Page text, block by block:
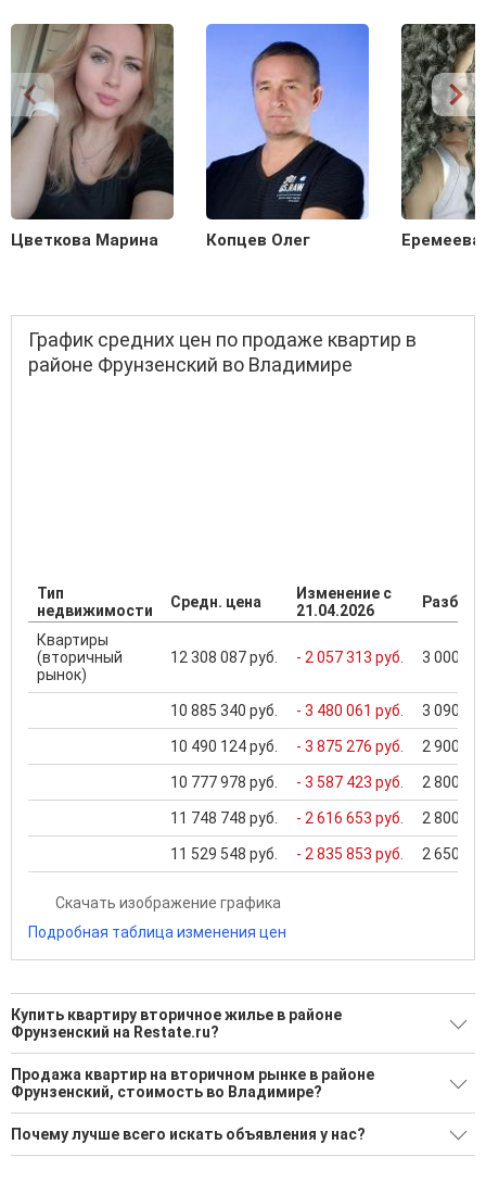
Цветкова Марина Копцев Олег Еремеева
График средних цен по продаже квартир в
районе Фрунзенский во Владимире
Тип
недвижимости
Средн. цена
Изменение с
21.04.2026
Квартиры
(вторичный
рынок)
12 308 087 руб. - 2 057 313 руб. 3 000
10 885 340 руб. - 3 480 061 руб. 3 090
10 490 124 руб. - 3 875 276 руб. 2 900
10 777 978 руб. - 3 587 423 руб. 2 800
11 748 748 руб. - 2 616 653 руб. 2 800
11 529 548 руб. - 2 835 853 руб. 2 650
Скачать изображение графика
Подробная таблица изменения цен
Купить квартиру вторичное жилье в районе
Фрунзенский на Restate.ru?
Поможем Купить квартиру вторичное жилье в районе
Фрунзенский?
219 актуальных и проверенных объявлений
Воспользуйтесь нашим поиском по новостройкам, для
Продажа квартир на вторичном рынке в районе
Фрунзенский, стоимость во Владимире?
Минимальная цена: 2 200 000 Р. Максимальная цена: 15 500
000 Р; Средняя: 5 948 293 Р
Почему лучше всего искать объявления у нас?